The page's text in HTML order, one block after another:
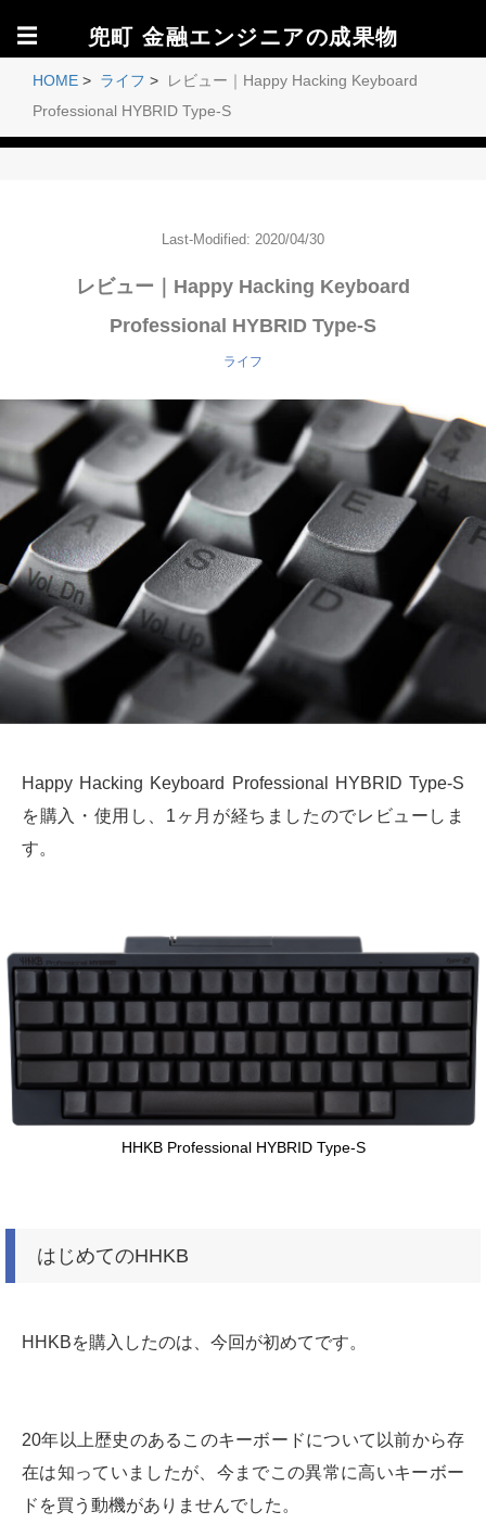
☰ 兜町 金融エンジニアの成果物
HOME > ライフ >
レビュー｜Happy Hacking Keyboard
Professional HYBRID Type-S
Last-Modified: 2020/04/30
レビュー｜Happy Hacking Keyboard
Professional HYBRID Type-S
ライフ
Happy Hacking Keyboard Professional HYBRID Type-S
を購入・使用し、1ヶ月が経ちましたのでレビューしま
す。
HHKB Professional HYBRID Type-S
はじめてのHHKB
HHKBを購入したのは、今回が初めてです。
20年以上歴史のあるこのキーボードについて以前から存
在は知っていましたが、今までこの異常に高いキーボー
ドを買う動機がありませんでした。